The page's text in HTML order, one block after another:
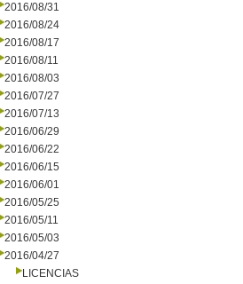
2016/08/31
2016/08/24
2016/08/17
2016/08/11
2016/08/03
2016/07/27
2016/07/13
2016/06/29
2016/06/22
2016/06/15
2016/06/01
2016/05/25
2016/05/11
2016/05/03
2016/04/27
LICENCIAS